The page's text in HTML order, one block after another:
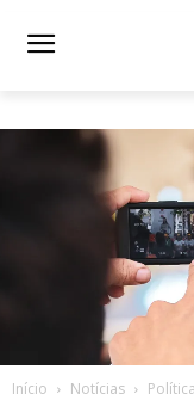
Início Notícias